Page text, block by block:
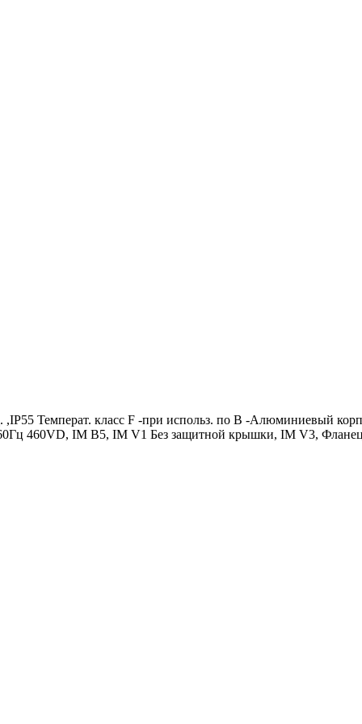
Температ. класс F -при использ. по B -Алюминиевый
460VD, IM B5, IM V1 Без защитной крышки, IM V3, Фланец: